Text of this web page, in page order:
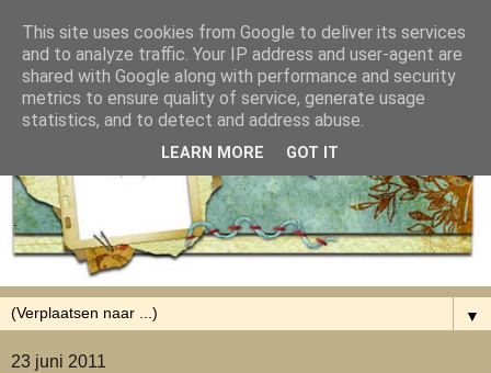
▼
23 juni 2011
This site uses cookies from Google to deliver its services
and to analyze traffic. Your IP address and user-agent are
shared with Google along with performance and security
metrics to ensure quality of service, generate usage
statistics, and to detect and address abuse.
LEARN MORE GOT IT